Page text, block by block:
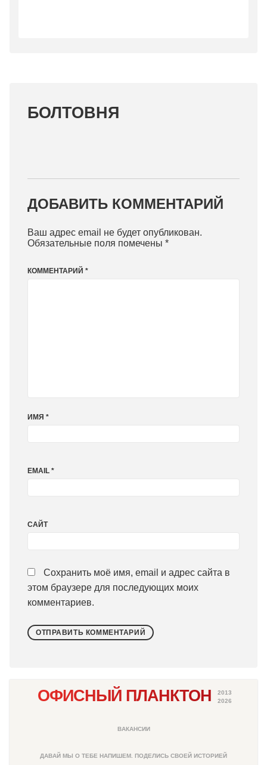
БОЛТОВНЯ
ДОБАВИТЬ КОММЕНТАРИЙ
Ваш адрес email не будет опубликован.
Обязательные поля помечены *
КОММЕНТАРИЙ *
ИМЯ *
EMAIL *
САЙТ
Сохранить моё имя, email и адрес сайта в
этом браузере для последующих моих
комментариев.
ОФИСНЫЙ ПЛАНКТОН
2013
2026
ВАКАНСИИ
ДАВАЙ МЫ О ТЕБЕ НАПИШЕМ. ПОДЕЛИСЬ СВОЕЙ ИСТОРИЕЙ